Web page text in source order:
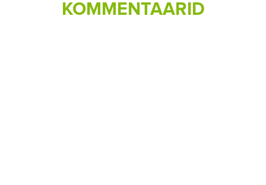
KOMMENTAARID